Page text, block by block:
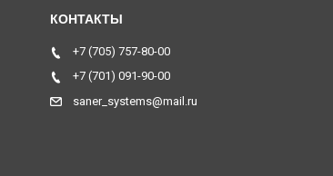
+7 (705) 757-80-00
+7 (701) 091-90-00
saner_systems@mail.ru